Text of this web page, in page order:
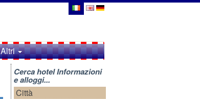
Altri
Cerca hotel Informazioni
e alloggi...
Città